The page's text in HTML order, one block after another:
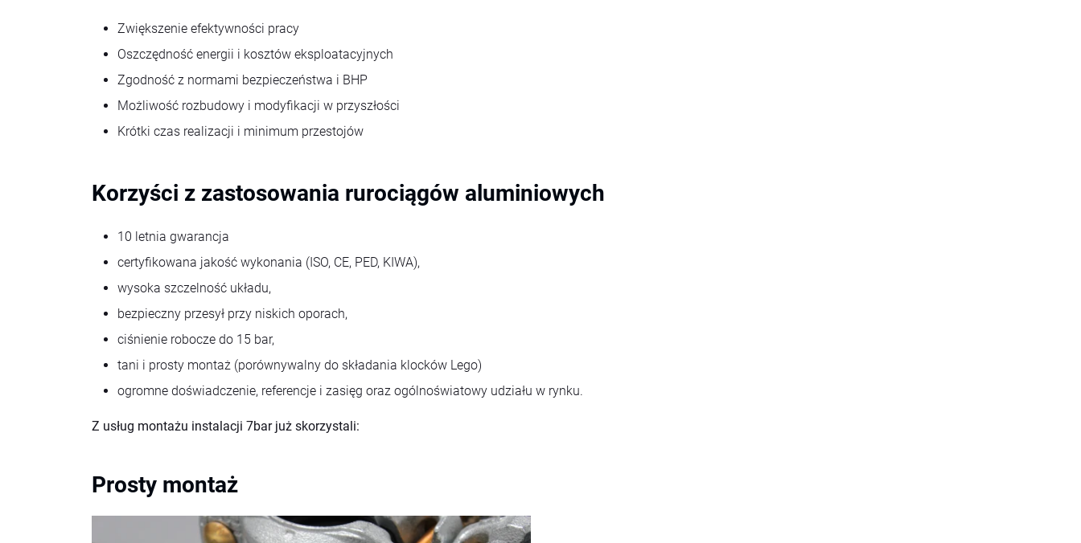
Zwiększenie efektywności pracy
Oszczędność energii i kosztów eksploatacyjnych
Zgodność z normami bezpieczeństwa i BHP
Możliwość rozbudowy i modyfikacji w przyszłości
Krótki czas realizacji i minimum przestojów
Korzyści z zastosowania rurociągów aluminiowych
10 letnia gwarancja
certyfikowana jakość wykonania (ISO, CE, PED, KIWA),
wysoka szczelność układu,
bezpieczny przesył przy niskich oporach,
ciśnienie robocze do 15 bar,
tani i prosty montaż (porównywalny do składania klocków Lego)
ogromne doświadczenie, referencje i zasięg oraz ogólnoświatowy udziału w rynku.
Z usług montażu instalacji 7bar już skorzystali:
Prosty montaż